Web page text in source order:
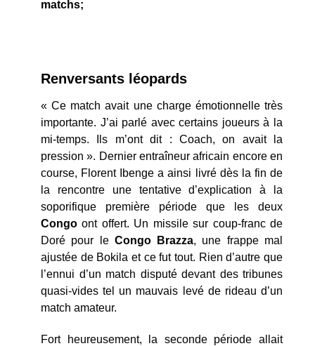
matchs;
Renversants léopards
« Ce match avait une charge émotionnelle très
importante. J’ai parlé avec certains joueurs à la
mi-temps. Ils m’ont dit : Coach, on avait la
pression ». Dernier entraîneur africain encore en
course, Florent Ibenge a ainsi livré dès la fin de
la rencontre une tentative d’explication à la
soporifique première période que les deux
Congo ont offert. Un missile sur coup-franc de
Doré pour le Congo Brazza, une frappe mal
ajustée de Bokila et ce fut tout. Rien d’autre que
l’ennui d’un match disputé devant des tribunes
quasi-vides tel un mauvais levé de rideau d’un
match amateur.
Fort heureusement, la seconde période allait